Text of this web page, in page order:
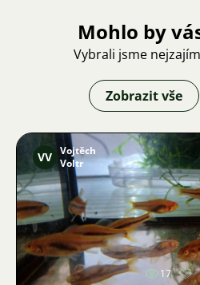
Mohlo by
Vybrali jsme
Zobrazit vše
VV Vojtěch
Voltr
17